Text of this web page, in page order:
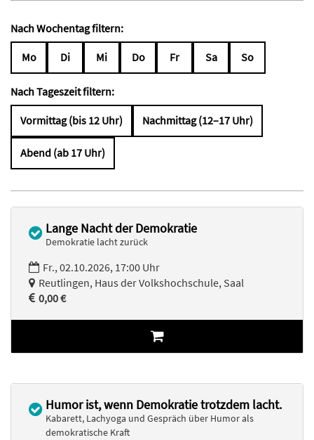
Nach Wochentag filtern:
Mo Di Mi Do Fr Sa So
Nach Tageszeit filtern:
Vormittag (bis 12 Uhr) Nachmittag (12–17 Uhr)
Abend (ab 17 Uhr)
Lange Nacht der Demokratie
Demokratie lacht zurück
Fr., 02.10.2026, 17:00 Uhr
Reutlingen, Haus der Volkshochschule, Saal
0,00 €
Humor ist, wenn Demokratie trotzdem lacht.
Kabarett, Lachyoga und Gespräch über Humor als
demokratische Kraft